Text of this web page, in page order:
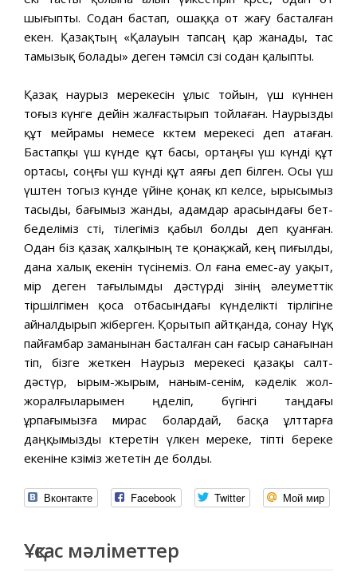
шығыпты. Содан бастап, ошаққа от жағу басталған
екен. Қазақтың «Қалауын тапсаң қар жанады, тас
тамызық болады» деген тәмсіл сөзі содан қалыпты.
Қазақ наурыз мерекесін ұлыс тойын, үш күннен
тоғыз күнге дейін жалғастырып тойлаған. Наурызды
құт мейрамы немесе көктем мерекесі деп атаған.
Бастапқы үш күнде құт басы, ортаңғы үш күнді құт
ортасы, соңғы үш күнді құт аяғы деп білген. Осы үш
үштен тогыз күнде үйіне қонақ көп келсе, ырысымыз
тасыды, бағымыз жанды, адамдар арасындағы бет-
беделіміз өсті, тілегіміз қабыл болды деп қуанған.
Одан біз қазақ халқының өте қонақжай, кең пиғылды,
дана халық екенін түсінеміз. Ол ғана емес-ау уақыт,
өмір деген тағылымды дәстүрді өзінің әлеуметтік
тіршілгімен қоса отбасындағы күнделікті тірлігіне
айналдырып жіберген. Қорытып айтқанда, сонау Нұқ
пайғамбар заманынан басталған сан ғасыр санағынан
өтіп, бізге жеткен Наурыз мерекесі қазақы салт-
дәстүр, ырым-жырым, наным-сенім, кәделік жол-
жоралғыларымен өңделіп, бүгінгі таңдағы
ұрпағымызға мирас болардай, басқа ұлттарға
даңқымызды көтеретін үлкен мереке, тіпті береке
екеніне көзіміз жететін де болды.
Вконтакте Facebook Twitter Мой мир
Ұқсас мәліметтер